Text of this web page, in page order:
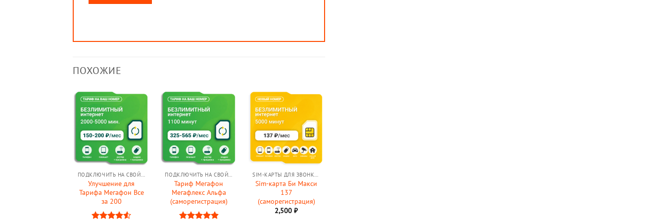
ПОХОЖИЕ
Улучшение для
Тарифа Мегафон Все
за 200
Тариф Мегафон
Мегафлекс Альфа
(саморегистрация)
Sim-карта Би Макси
137
(саморегистрация)
2,500₽